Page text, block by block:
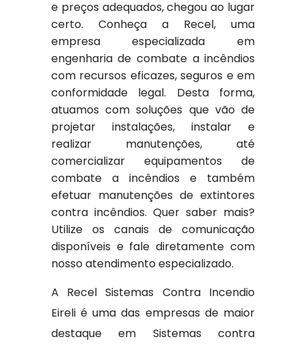
e preços adequados, chegou ao lugar
certo. Conheça a Recel, uma
empresa especializada em
engenharia de combate a incêndios
com recursos eficazes, seguros e em
conformidade legal. Desta forma,
atuamos com soluções que vão de
projetar instalações, instalar e
realizar manutenções, até
comercializar equipamentos de
combate a incêndios e também
efetuar manutenções de extintores
contra incêndios. Quer saber mais?
Utilize os canais de comunicação
disponíveis e fale diretamente com
nosso atendimento especializado.
A Recel Sistemas Contra Incendio
Eireli é uma das empresas de maior
destaque em Sistemas contra